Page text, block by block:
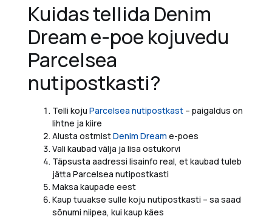
Kuidas tellida Denim
Dream e-poe kojuvedu
Parcelsea
nutipostkasti?
Telli koju Parcelsea nutipostkast– paigaldus on
lihtne ja kiire
Alusta ostmistDenim Dream e-poes
Vali kaubad välja ja lisa ostukorvi
Täpsusta aadressi lisainfo real, et kaubad tuleb
jätta Parcelsea nutipostkasti
Maksa kaupade eest
Kaup tuuakse sulle koju nutipostkasti – sa saad
sõnumi niipea, kui kaup käes